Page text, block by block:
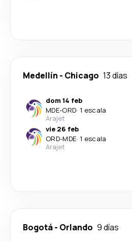
Medellín - Chicago 13 días
dom 14 feb
MDE-ORD· 1 escala
Arajet
vie 26 feb
ORD-MDE· 1 escala
Arajet
Bogotá- Orlando 9 días